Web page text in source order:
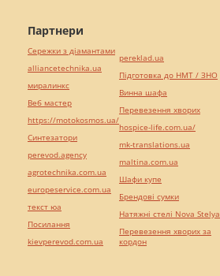
Партнери
Сережки з діамантами
alliancetechnika.ua
миралинкс
Веб мастер
https://motokosmos.ua/
Синтезатори
perevod.agency
agrotechnika.com.ua
europeservice.com.ua
текст юа
Посилання
kievperevod.com.ua
pereklad.ua
Підготовка до НМТ / ЗНО
Винна шафа
Перевезення хворих
hospice-life.com.ua/
mk-translations.ua
maltina.com.ua
Шафи купе
Брендові сумки
Натяжні стелі Nova Stelya
Перевезення хворих за
кордон